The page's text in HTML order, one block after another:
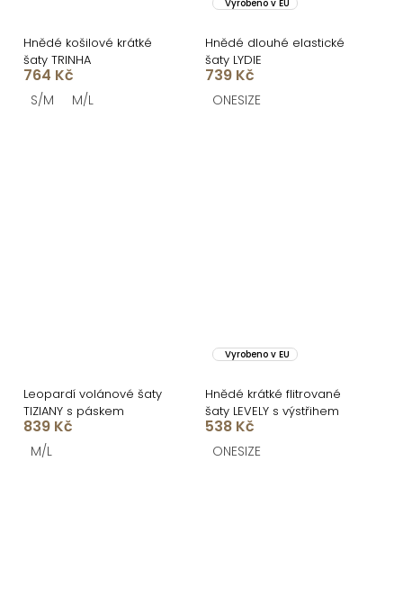
Hnědé košilové krátké
šaty TRINHA
764 Kč
S/M M/L
Vyrobeno v EU
Hnědé dlouhé elastické
šaty LYDIE
739 Kč
ONESIZE
Leopardí volánové šaty
TIZIANY s páskem
839 Kč
M/L
Vyrobeno v EU
Hnědé krátké flitrované
šaty LEVELY s výstřihem
538 Kč
ONESIZE